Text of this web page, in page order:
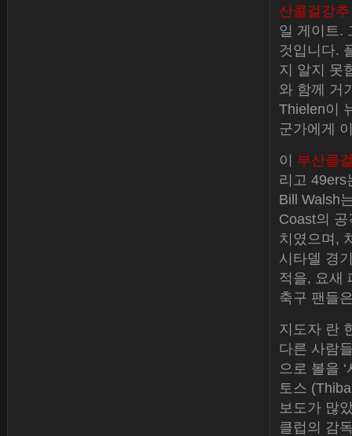
산콜걸강추
일 게이트.
것입니다.
지 알지 못
와 함께 거
Thielen이
군가에게
이 부산콜
리고 49ers
Bill Walsh
Coast의
치였으며,
시타델 경
적을, 요새
축구 팬들
지도자 란
다른 사람
으로 볼을
토스
보도가 많
클럽의 감